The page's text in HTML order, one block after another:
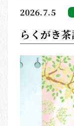
2026.7.5
らくがき